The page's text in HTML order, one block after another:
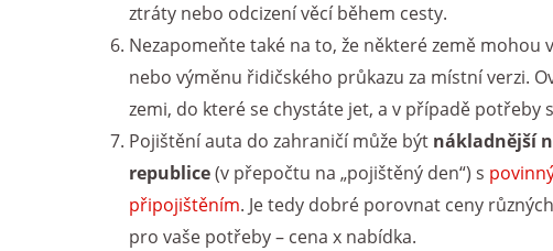
ztráty nebo odcizení věcí během cesty.
Nezapomeňte také na to, že některé země mohou
nebo výměnu řidičského průkazu za místní verzi.
zemi, do které se chystáte jet, a v případě
Pojištění auta do zahraničí může být nákladnější
republice(v přepočtu na „pojištěný den“) s
připojištěním. Je tedy dobré porovnat ceny
pro vaše potřeby – cena x nabídka.